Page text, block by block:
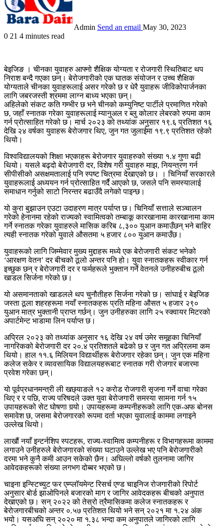
Admin Send an email May 30, 2023
0 21 4 minutes read
बेइजिङ । चीनका युवाहरु आफ्नो शैक्षिक योग्यता र रोजगारी स्थितिबाट थप
निराश बन्दै गएका छन्। बेरोजगारीको एक घातक संयोजन र उच्च शैक्षिक
योग्यताले चीनका युवाहरूलाई असर गरेको छ र धेरै युवाहरू जीविकोपार्जनका
लागि जबरजस्ती श्रममा लाग्‍न बाध्य भएका छन्।
अहिलेको संकट कति गम्भीर छ भने चीनको कम्युनिष्ट पार्टीले प्रमाणित गरेको
छ, जहाँ स्नातक गरेका युवाहरूलाई म्यानुअल र ब्लु कोलार लेबरको रुपमा काम
गर्न प्रोत्साहित गरेको छ। मार्च २०२३ को तथ्यांक अनुसार १९.६ प्रतिशत १६
देखि २४ वर्षका युवाहरू बेरोजगार थिए, जुन गत जुलाईमा १९.९ प्रतिशत रहेको
थियो।
विश्वविद्यालयको शिक्षा भएकाहरू बेरोजगार युवाहरुको संख्या १.४ गुणा बढी
थियो। यसले बढ्दो बेरोजगारी दर, विशेष गरी युवाहरु माझ, नियन्त्रण गर्न
सीपीसीको असक्षमतालाई पनि स्पष्ट चित्रमा देखाएको छ। । चिनियाँ सरकारले
युवाहरूलाई अध्ययन गर्न प्रोत्साहित गर्दै आएको छ, जसले पनि समस्यालाई
समाधान गर्नुको साटो निरन्तर बढाउँदै लगेको पाइन्छ।
यो कुरा बुझाउन एउटा उदाहरण मात्र पर्याप्त छ। चिनियाँ सत्ताले सञ्‍चालन
गरेको हेनानमा रहेको राज्यको स्वामित्वको तम्बाकू कारखानामा कारखानामा काम
गर्ने स्‍नातक गरेका युवाहरुले मासिक करिब ८,३०० युआन कमाउँछन् भने बाहिर
त्यही स्‍नातक गरेको युवाले औसतमा ५ हजार ८०० युआन कमाउँछ।
युवाहरूको लागि जिम्मेवार मुख्य मुद्दाहरू मध्ये एक बेरोजगारी संकट भनेको
‘आरक्षण वेतन’ दर बीचको ठूलो अन्तर पनि हो। युवा स्नातकहरू स्वीकार गर्न
इच्छुक छन् र बेरोजगारी दर र फर्महरूले भुक्तान गर्ने वेतनले उनीहरुबीच ठूलो
खाडल सिर्जना गरेको छ।
यो असमानताको खाडलले थप चुनौतीहरु सिर्जना गरेको छ। सांघाई र बेइजिङ
जस्ता ठूला शहरहरूमा नयाँ स्नातकहरू प्रति महिना औसत ५ हजार २९०
युआन मात्र भुक्तानी प्राप्त गर्छन्। जुन उनीहरुका लागि २५ स्क्वायर मिटरको
अपार्टमेन्ट भाडामा लिन पर्याप्त छ।
अप्रिल २०२३ को तथ्यांक अनुसार १६ देखि २४ वर्ष उमेर समूहका चिनियाँ
नागरिकको बेरोजगारी दर २०.४ प्रतिशतले बढेको छ र जुन गत अप्रिलमा कम
थियो। हाल ११.६ मिलियन विद्यार्थीहरू बेरोजगार रहेका छन्। जुन एक महिना
कलेज सकेर र व्यावसायिक विद्यालयहरूबाट स्नातक गरी रोजगार बजारमा
प्रवेश गरेका छन्।
यो पूर्वप्रधानमन्त्री ली खछ्याङले १२ करोड रोजगारी सृजना गर्ने वाचा गरेका
थिए र र पछि, राज्य परिषदले उक्त युवा बेरोजगारी समस्या सामना गर्न १५
उपायहरूको सेट घोषणा गर्‍यो। उपायहरूमा कम्पनीहरूको लागि एक-अफ बोनस
समावेश छ, जसमा बेरोजगारको रूपमा दर्ता भएका युवालाई काममा लगाइने
उल्लेख थियो।
लाखौं नयाँ इन्टर्नशिप स्पटहरू, राज्य-स्वामित्व कम्पनीहरू र विभागहरूमा काममा
लगाउने उनीहरुले बेरोजगारको संख्या घटाउने उल्लेख भए पनि बेरोजगारीको
दरमा भने कुनै कमी आउन सकेको छैन। अघिल्लो वर्षको तुलनामा जागिर
आवेदकहरूको संख्या लगभग दोब्बर भएको छ।
चाइना इन्स्टिच्युट फर एम्प्लॉयमेन्ट रिसर्च एण्ड चाइनिज रोजगारीको रिपोर्ट
अनुसार बोर्ड झाओपिनले बजारको माग र जागिर आवेदकहरू बीचको अनुपात
देखाएको छ। सन् २०२२ को तेस्रो त्रैमासिकमा कलेज स्नातकहरू र
बेरोजगारबीचको अन्तर ०.५७ प्रतिशत थियो भने सन् २०२१ मा १.२४ अंक
भयो। यसअघि सन् २०२० मा १.३८ भन्दा कम अनुपातले जागिरको लागि